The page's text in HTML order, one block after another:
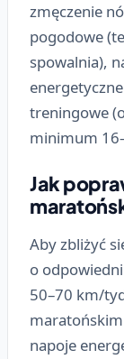
zmęczenie
pogodowe
spowalnia),
treningowe
minimum
Jak
Aby zbliżyć
o
50–70 km/
napoje